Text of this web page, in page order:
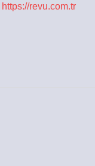
https://revu.com.tr